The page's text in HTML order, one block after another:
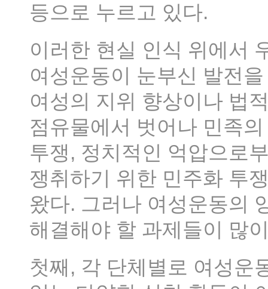
등으로 누르고 있다.
이러한 현실 인식 위에서
여성운동이 눈부신 발전
여성의 지위 향상이나 법
점유물에서 벗어나 민족
투쟁, 정치적인 억압으로
쟁취하기 위한 민주화 투
왔다. 그러나 여성운동의
해결해야 할 과제들이 많
첫째, 각 단체별로 여성운